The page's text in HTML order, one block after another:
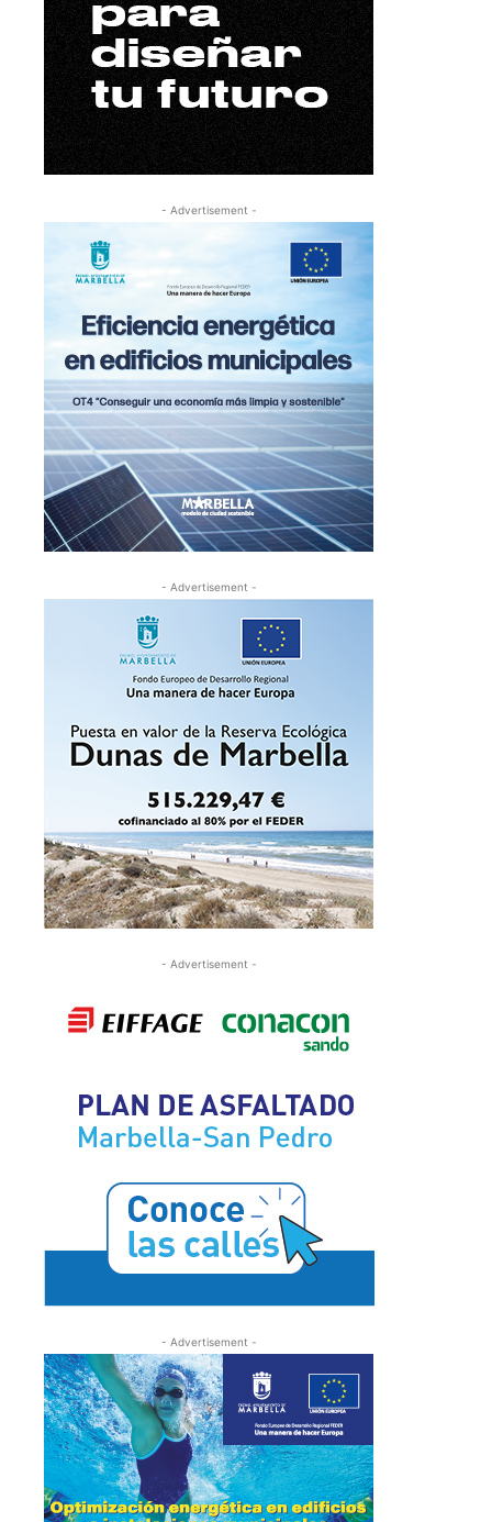
- Advertisement -
- Advertisement -
- Advertisement -
- Advertisement -